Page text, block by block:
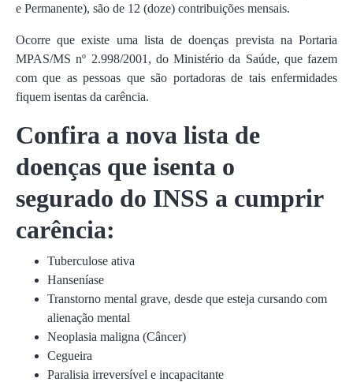
e Permanente), são de 12 (doze) contribuições mensais.
Ocorre que existe uma lista de doenças prevista na Portaria
MPAS/MS nº 2.998/2001, do Ministério da Saúde, que fazem
com que as pessoas que são portadoras de tais enfermidades
fiquem isentas da carência.
Confira a nova lista de
doenças que isenta o
segurado do INSS a cumprir
carência:
Tuberculose ativa
Hanseníase
Transtorno mental grave, desde que esteja cursando com
alienação mental
Neoplasia maligna (Câncer)
Cegueira
Paralisia irreversível e incapacitante